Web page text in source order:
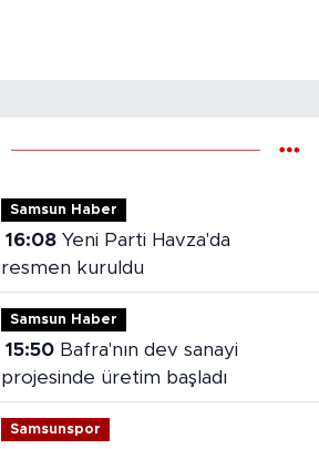
Samsun Haber
16:08Yeni Parti Havza'da
resmen kuruldu
Samsun Haber
15:50Bafra'nın dev sanayi
projesinde üretim başladı
Samsunspor